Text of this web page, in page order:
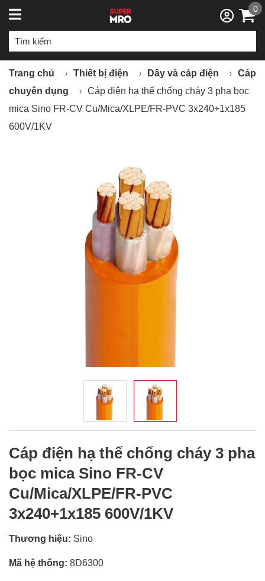
0
Trang chủ Thiết bị điện Dây và cáp điện
Cáp
chuyên dụng
Cáp điện hạ thế chống cháy 3 pha bọc
mica Sino FR-CV Cu/Mica/XLPE/FR-PVC 3x240+1x185
600V/1KV
Cáp điện hạ thế chống cháy 3 pha
bọc mica Sino FR-CV
Cu/Mica/XLPE/FR-PVC
3x240+1x185 600V/1KV
Thương hiệu: Sino
Mã hệ thống: 8D6300